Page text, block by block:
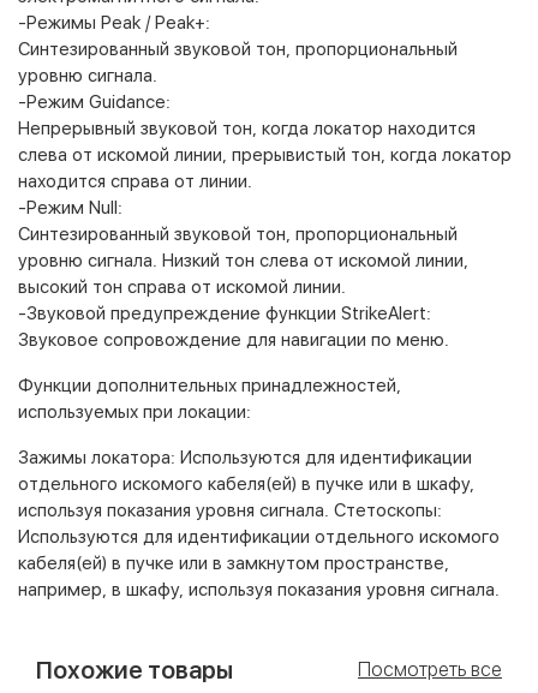
-Режимы Peak / Peak+:
Синтезированный звуковой тон, пропорциональный
уровню сигнала.
-Режим Guidance:
Непрерывный звуковой тон, когда локатор находится
слева от искомой линии, прерывистый тон, когда локатор
находится справа от линии.
-Режим Null:
Синтезированный звуковой тон, пропорциональный
уровню сигнала. Низкий тон слева от искомой линии,
высокий тон справа от искомой линии.
-Звуковой предупреждение функции StrikeAlert:
Звуковое сопровождение для навигации по меню.
Функции дополнительных принадлежностей,
используемых при локации:
Зажимы локатора: Используются для идентификации
отдельного искомого кабеля(ей) в пучке или в шкафу,
используя показания уровня сигнала. Стетоскопы:
Используются для идентификации отдельного искомого
кабеля(ей) в пучке или в замкнутом пространстве,
например, в шкафу, используя показания уровня сигнала.
Похожие товары Посмотреть все